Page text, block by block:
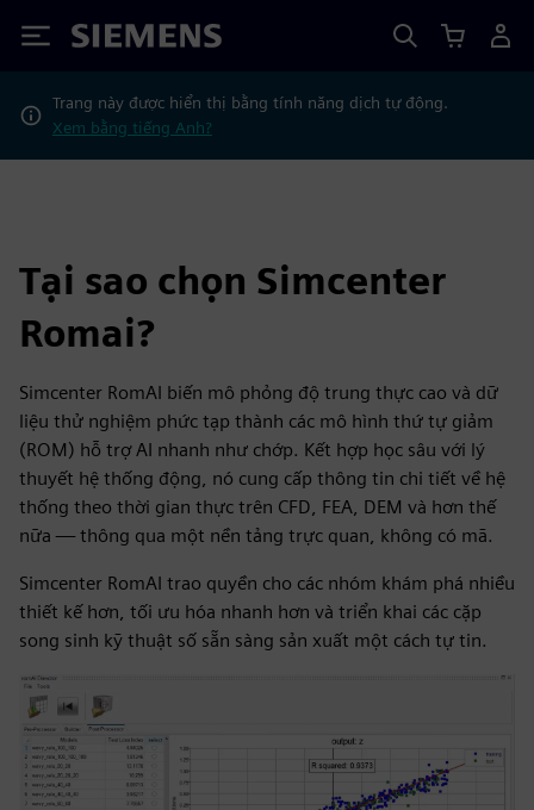
Siemens
Trang này được hiển thị bằng tính năng dịch tự động.
Xem bằng tiếng Anh?
Tại sao chọn Simcenter
Romai?
Simcenter RomAI biến mô phỏng độ trung thực cao và dữ
liệu thử nghiệm phức tạp thành các mô hình thứ tự giảm
(ROM) hỗ trợ AI nhanh như chớp. Kết hợp học sâu với lý
thuyết hệ thống động, nó cung cấp thông tin chi tiết về hệ
thống theo thời gian thực trên CFD, FEA, DEM và hơn thế
nữa — thông qua một nền tảng trực quan, không có mã.
Simcenter RomAI trao quyền cho các nhóm khám phá nhiều
thiết kế hơn, tối ưu hóa nhanh hơn và triển khai các cặp
song sinh kỹ thuật số sẵn sàng sản xuất một cách tự tin.